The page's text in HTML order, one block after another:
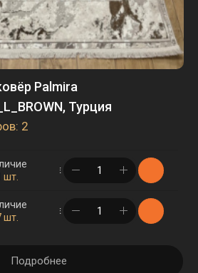
Palmira
Турция
2
шт.
в корзине
шт.
в корзине
Подробнее